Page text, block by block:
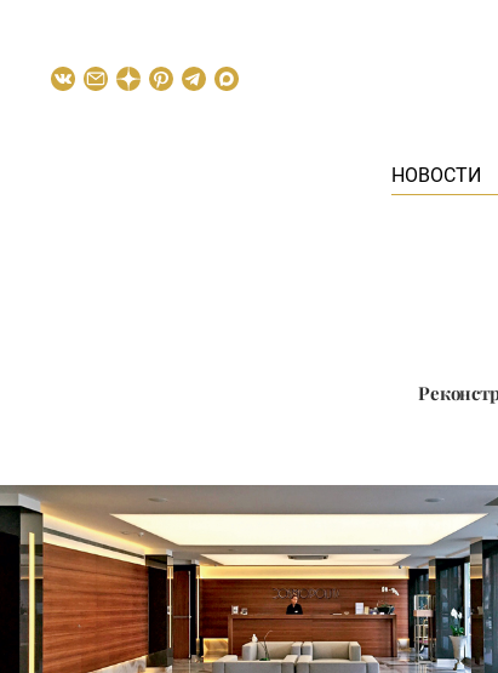
НОВОСТИ